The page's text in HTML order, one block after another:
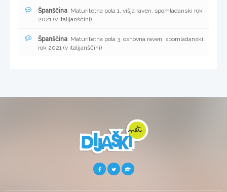
Španščina: Maturitetna pola 1, višja raven, spomladanski rok
2021 (v italijanščini)
Španščina: Maturitetna pola 3, osnovna raven, spomladanski
rok 2021 (v italijanščini)